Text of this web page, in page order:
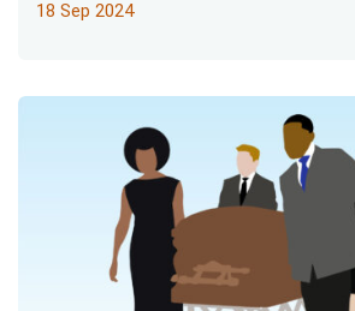
18 Sep 2024